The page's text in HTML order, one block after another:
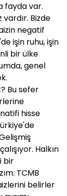
fayda var.
vardır. Bizde
negatif
işin ruhu, işin
bir ülke
genel
Bu sefer
hisse
Halkın
bir
TCMB
belirler